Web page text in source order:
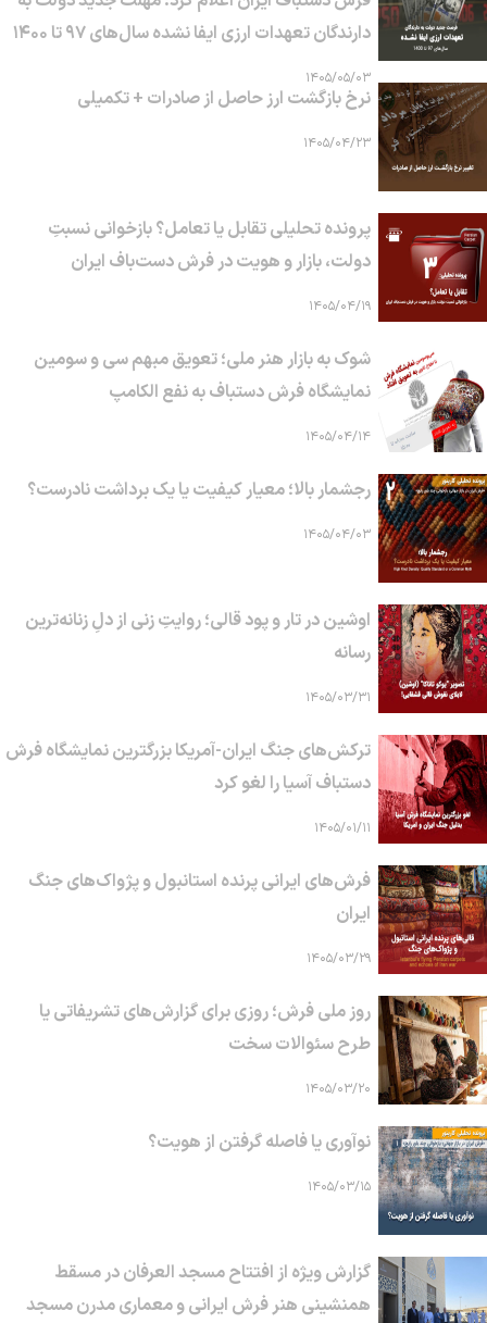
دارندگان تعهدات ارزی ایفا نشده سال‌های ۹۷ تا ۱۴۰۰
۱۴۰۵/۰۵/۰۳
نرخ بازگشت ارز حاصل از صادرات + تکمیلی
۱۴۰۵/۰۴/۲۳
پرونده تحلیلی تقابل یا تعامل؟ بازخوانی نسبتِ
دولت، بازار و هویت در فرش دست‌باف ایران
۱۴۰۵/۰۴/۱۹
شوک به بازار هنر ملی؛ تعویق مبهم سی و سومین
نمایشگاه فرش دستباف به نفع الکامپ
۱۴۰۵/۰۴/۱۴
رجشمار بالا؛ معیار کیفیت یا یک برداشت نادرست؟
۱۴۰۵/۰۴/۰۳
اوشین در تار و پود قالی؛ روایتِ زنی از دلِ زنانه‌ترین
رسانه
۱۴۰۵/۰۳/۳۱
ترکش‌های جنگ ایران-آمریکا بزرگترین نمایشگاه فرش
دستباف آسیا را لغو کرد
۱۴۰۵/۰۱/۱۱
فرش‌های ایرانی پرنده استانبول و پژواک‌های جنگ
ایران
۱۴۰۵/۰۳/۲۹
روز ملی فرش؛ روزی برای گزارش‌های تشریفاتی یا
طرح سئوالات سخت
۱۴۰۵/۰۳/۲۰
نوآوری یا فاصله گرفتن از هویت؟
۱۴۰۵/۰۳/۱۵
گزارش ویژه از افتتاح مسجد العرفان در مسقط
همنشینی هنر فرش ایرانی و معماری مدرن مسجد